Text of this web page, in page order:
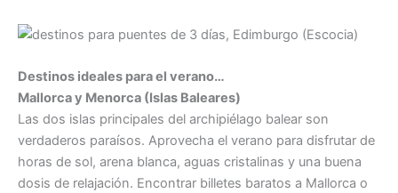
Destinos ideales para el verano…
Mallorca y Menorca (Islas Baleares)
Las dos islas principales del archipiélago balear son
verdaderos paraísos. Aprovecha el verano para disfrutar de
horas de sol, arena blanca, aguas cristalinas y una buena
dosis de relajación. Encontrar billetes baratos a Mallorca o